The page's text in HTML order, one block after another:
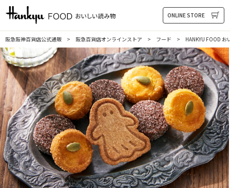
HANKYU FOOD おいしい読み物
ONLINE STORE
阪急阪神百貨店公式通販 阪急百貨店オンラインストア フード HANKYU FOOD お